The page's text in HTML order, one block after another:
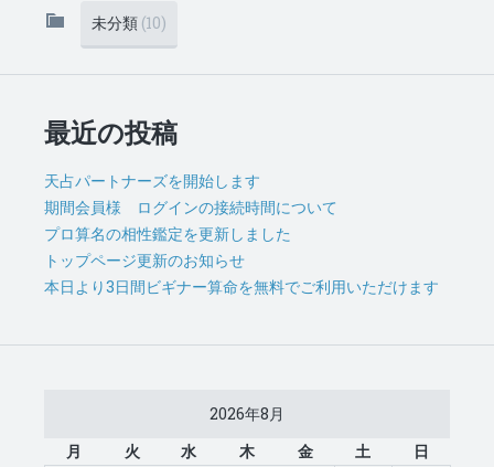
未分類 (10)
最近の投稿
天占パートナーズを開始します
期間会員様 ログインの接続時間について
プロ算名の相性鑑定を更新しました
トップページ更新のお知らせ
本日より3日間ビギナー算命を無料でご利用いただけます
2026年8月
月
火 水 木 金 土 日